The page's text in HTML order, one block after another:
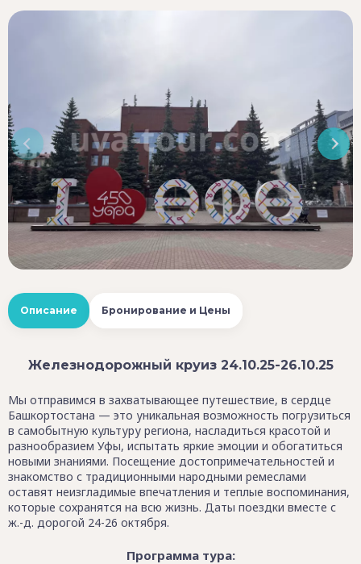
Описание Бронирование и Цены
Железнодорожный круиз 24.10.25-26.10.25
Мы отправимся в захватывающее путешествие, в сердце
Башкортостана — это уникальная возможность погрузиться
в самобытную культуру региона, насладиться красотой и
разнообразием Уфы, испытать яркие эмоции и обогатиться
новыми знаниями. Посещение достопримечательностей и
знакомство с традиционными народными ремеслами
оставят неизгладимые впечатления и теплые воспоминания,
которые сохранятся на всю жизнь. Даты поездки вместе с
ж.-д. дорогой 24-26 октября.
Программа тура: